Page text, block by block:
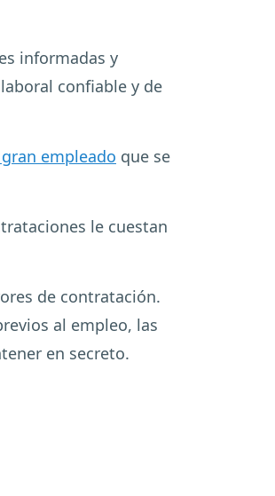
informadas y
confiable y de
empleado que se
le cuestan
de contratación.
al empleo, las
en secreto.